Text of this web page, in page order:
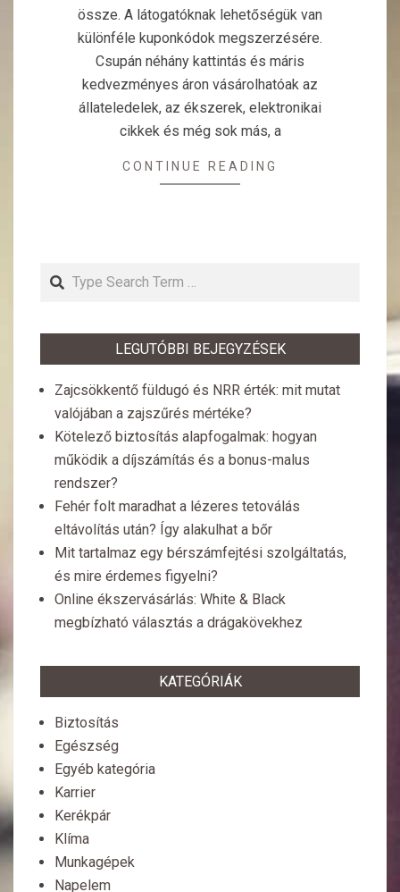
össze. A látogatóknak lehetőségük van
különféle kuponkódok megszerzésére.
Csupán néhány kattintás és máris
kedvezményes áron vásárolhatóak az
állateledelek, az ékszerek, elektronikai
cikkek és még sok más, a
CONTINUE READING
Search
LEGUTÓBBI BEJEGYZÉSEK
Zajcsökkentő füldugó és NRR érték: mit mutat
valójában a zajszűrés mértéke?
Kötelező biztosítás alapfogalmak: hogyan
működik a díjszámítás és a bonus-malus
rendszer?
Fehér folt maradhat a lézeres tetoválás
eltávolítás után? Így alakulhat a bőr
Mit tartalmaz egy bérszámfejtési szolgáltatás,
és mire érdemes figyelni?
Online ékszervásárlás: White & Black
megbízható választás a drágakövekhez
KATEGÓRIÁK
Biztosítás
Egészség
Egyéb kategória
Karrier
Kerékpár
Klíma
Munkagépek
Napelem